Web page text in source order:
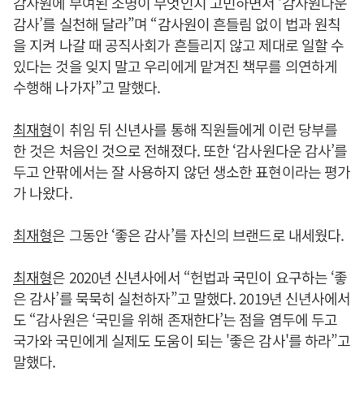
감사’를 실천해 달라”며 “감사원이 흔들림 없이 법과 원칙
을 지켜 나갈 때 공직사회가 흔들리지 않고 제대로 일할 수
있다는 것을 잊지 말고 우리에게 맡겨진 책무를 의연하게
수행해 나가자”고 말했다.
최재형이 취임 뒤 신년사를 통해 직원들에게 이런 당부를
한 것은 처음인 것으로 전해졌다. 또한 ‘감사원다운 감사’를
두고 안팎에서는 잘 사용하지 않던 생소한 표현이라는 평가
가 나왔다.
최재형은 그동안 ‘좋은 감사’를 자신의 브랜드로 내세웠다.
최재형은 2020년 신년사에서 “헌법과 국민이 요구하는 ‘좋
은 감사’를 묵묵히 실천하자”고 말했다. 2019년 신년사에서
도 “감사원은 ‘국민을 위해 존재한다’는 점을 염두에 두고
국가와 국민에게 실제도 도움이 되는 '좋은 감사'를 하라”고
말했다.